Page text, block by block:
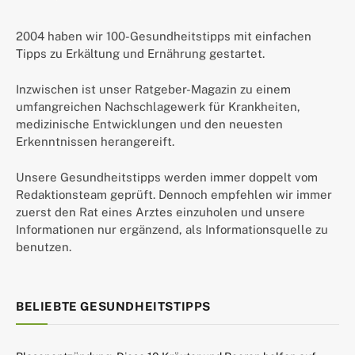
2004 haben wir 100-Gesundheitstipps mit einfachen
Tipps zu Erkältung und Ernährung gestartet.
Inzwischen ist unser Ratgeber-Magazin zu einem
umfangreichen Nachschlagewerk für Krankheiten,
medizinische Entwicklungen und den neuesten
Erkenntnissen herangereift.
Unsere Gesundheitstipps werden immer doppelt vom
Redaktionsteam geprüft. Dennoch empfehlen wir immer
zuerst den Rat eines Arztes einzuholen und unsere
Informationen nur ergänzend, als Informationsquelle zu
benutzen.
BELIEBTE GESUNDHEITSTIPPS